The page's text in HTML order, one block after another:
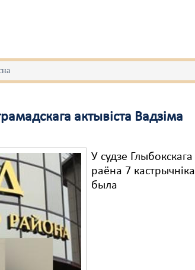
актывіста Вадзіма
У судзе Глыбокскага
раёна 7 кастрычніка
была